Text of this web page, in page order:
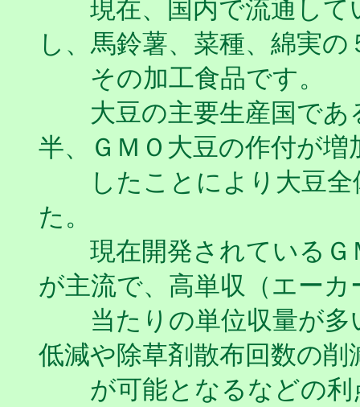
現在、国内で流通して
し、馬鈴薯、菜種、綿実の
その加工食品です。
大豆の主要生産国であ
半、ＧＭＯ大豆の作付が増
したことにより大豆全
た。
現在開発されているＧ
が主流で、高単収（エーカ
当たりの単位収量が多
低減や除草剤散布回数の削
が可能となるなどの利